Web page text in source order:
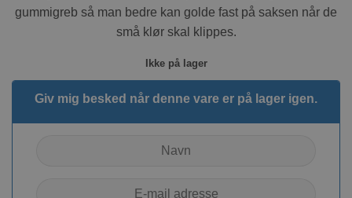
gummigreb så man bedre kan golde fast på saksen når de
små klør skal klippes.
Ikke på lager
Giv mig besked når denne vare er på lager igen.